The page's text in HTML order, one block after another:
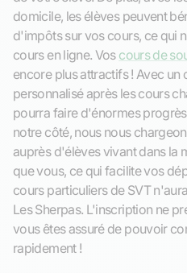
domicile, les élèves peuvent
d'impôts sur vos cours, ce qui
cours en ligne. Vos cours de
encore plus attractifs ! Avec un
personnalisé après les cours
pourra faire d'énormes
notre côté, nous nous
auprès d'élèves vivant dans la
que vous, ce qui facilite vos
cours particuliers de SVT
Les Sherpas. L'inscription ne
vous êtes assuré de pouvoir
rapidement !